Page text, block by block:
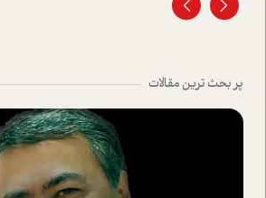
پر بحث ترین مقالات